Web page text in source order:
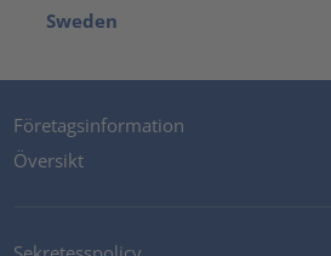
Sweden
Företagsinformation
Översikt